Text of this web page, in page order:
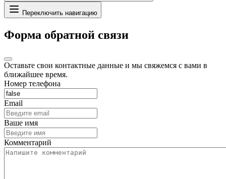
Переключить навигацию
Форма обратной связи
Оставьте свои контактные данные и мы свяжемся с вами в
ближайшее время.
Номер телефона
Email
Ваше имя
Комментарий